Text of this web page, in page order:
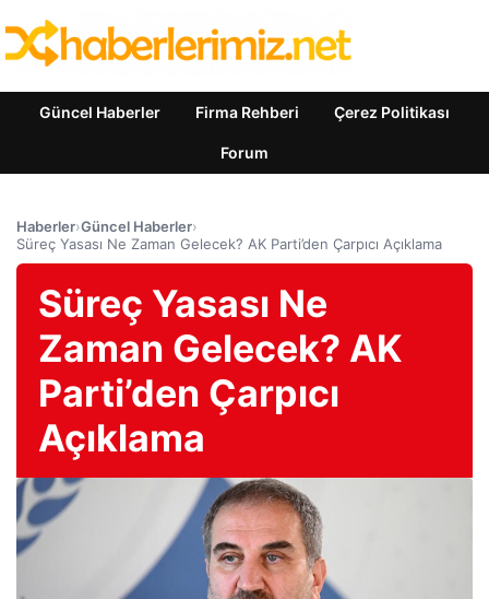
Güncel Haberler Firma Rehberi Çerez Politikası
Forum
Haberler›Güncel Haberler›
Süreç Yasası Ne Zaman Gelecek? AK Parti’den Çarpıcı Açıklama
Süreç Yasası Ne
Zaman Gelecek? AK
Parti’den Çarpıcı
Açıklama